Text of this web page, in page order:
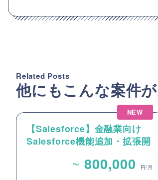
Related Posts
他にもこんな案件
NEW
【Salesforce】金融業向け
Salesforce機能追加・拡張開
~ 800,000 円/月